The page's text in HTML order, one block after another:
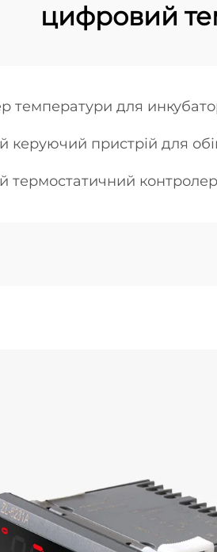
цифровий
температури для
керуючий пристрій для
термостатичний